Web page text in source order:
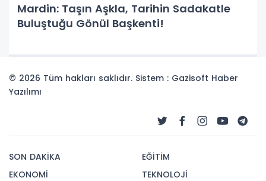
Mardin: Taşın Aşkla, Tarihin Sadakatle
Buluştuğu Gönül Başkenti!
© 2026 Tüm hakları saklıdır. Sistem : Gazisoft Haber
Yazılımı
SON DAKİKA
EKONOMİ
EĞİTİM
TEKNOLOJİ